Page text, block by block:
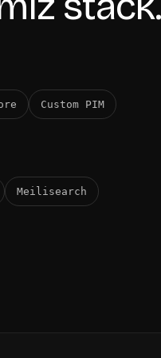
Custom PIM
Meilisearch